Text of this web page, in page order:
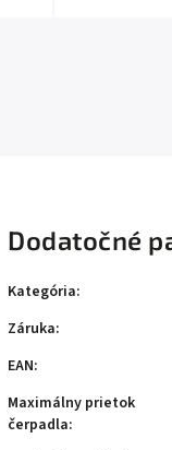
Dodatočné
Kategória:
Záruka:
EAN:
Maximálny prietok
čerpadla: